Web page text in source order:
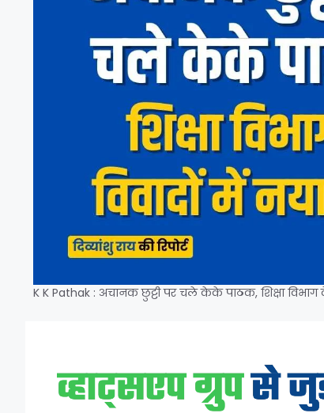
K K Pathak : अचानक छुट्टी पर चले केके पाठक, शिक्षा विभाग